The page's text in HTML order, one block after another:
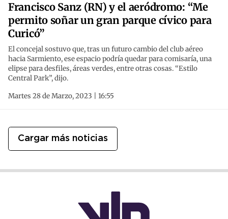
Francisco Sanz (RN) y el aeródromo: “Me
permito soñar un gran parque cívico para
Curicó”
El concejal sostuvo que, tras un futuro cambio del club aéreo
hacia Sarmiento, ese espacio podría quedar para comisaría, una
elipse para desfiles, áreas verdes, entre otras cosas. “Estilo
Central Park”, dijo.
Martes 28 de Marzo, 2023 | 16:55
Cargar más noticias